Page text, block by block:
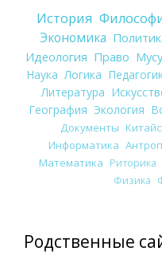
История
Экономика
Идеология Право
Наука Логика
Литература
География Экология
Документы
Информатика
Математика Риторика
Физика
Родственные